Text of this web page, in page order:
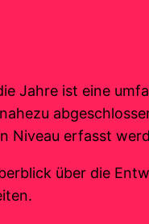
Jahre ist eine
Niveau erfasst
über die